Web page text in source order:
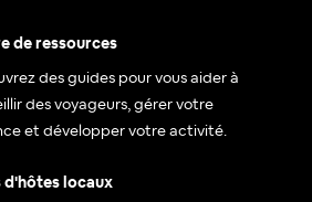
de ressources
des guides pour vous aider à
des voyageurs, gérer votre
et développer votre activité.
d'hôtes locaux